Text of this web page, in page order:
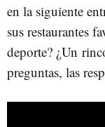
en la siguiente
sus restaurantes
deporte? ¿Un
preguntas, las